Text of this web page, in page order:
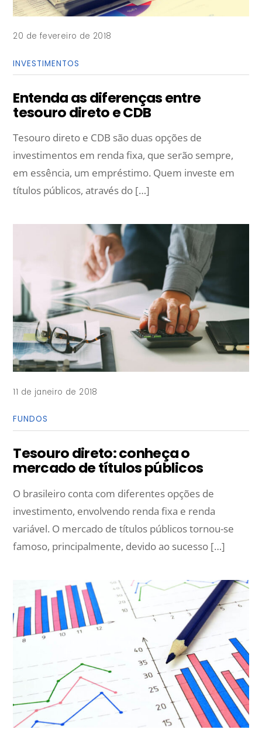
20 de fevereiro de 2018
INVESTIMENTOS
Entenda as diferenças entre
tesouro direto e CDB
Tesouro direto e CDB são duas opções de
investimentos em renda fixa, que serão sempre,
em essência, um empréstimo. Quem investe em
títulos públicos, através do […]
11 de janeiro de 2018
FUNDOS
Tesouro direto: conheça o
mercado de títulos públicos
O brasileiro conta com diferentes opções de
investimento, envolvendo renda fixa e renda
variável. O mercado de títulos públicos tornou-se
famoso, principalmente, devido ao sucesso […]